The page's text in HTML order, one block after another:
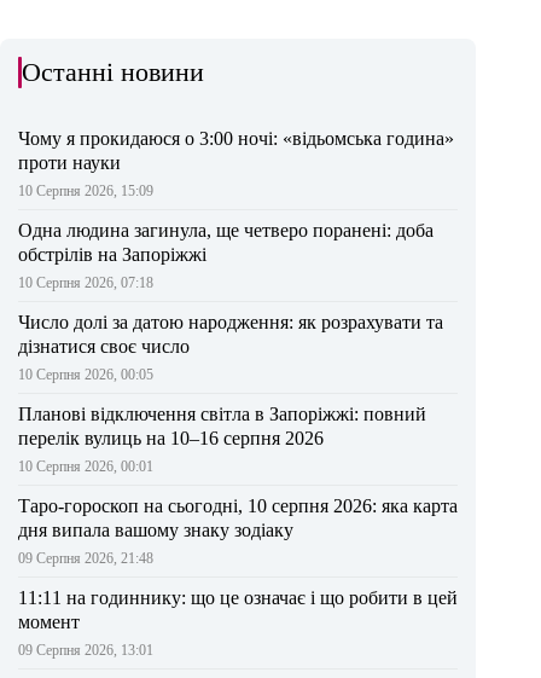
Останні новини
Чому я прокидаюся о 3:00 ночі: «відьомська година»
проти науки
10 Серпня 2026, 15:09
Одна людина загинула, ще четверо поранені: доба
обстрілів на Запоріжжі
10 Серпня 2026, 07:18
Число долі за датою народження: як розрахувати та
дізнатися своє число
10 Серпня 2026, 00:05
Планові відключення світла в Запоріжжі: повний
перелік вулиць на 10–16 серпня 2026
10 Серпня 2026, 00:01
Таро-гороскоп на сьогодні, 10 серпня 2026: яка карта
дня випала вашому знаку зодіаку
09 Серпня 2026, 21:48
11:11 на годиннику: що це означає і що робити в цей
момент
09 Серпня 2026, 13:01